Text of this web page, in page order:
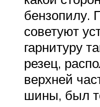
бензопилу.
советуют
гарнитуру
резец,
верхней
шины, был